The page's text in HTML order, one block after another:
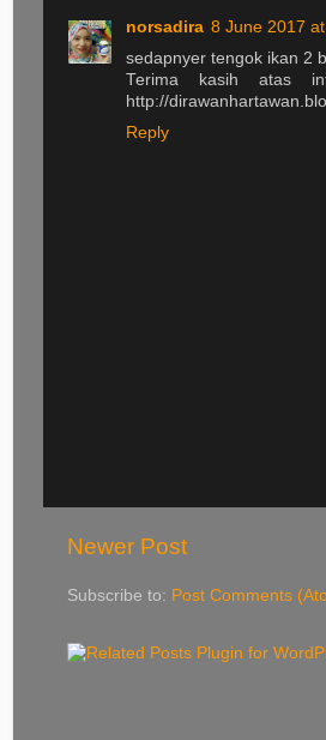
norsadira 8 June 2017
sedapnyer tengok ikan 2
Terima kasih atas
http://
Reply
Newer Post
Subscribe to: Post Comments